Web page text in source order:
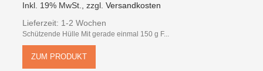
Inkl. 19% MwSt.,zzgl.Versandkosten
Lieferzeit: 1-2 Wochen
Schützende Hülle Mit gerade einmal 150 g F...
ZUM PRODUKT